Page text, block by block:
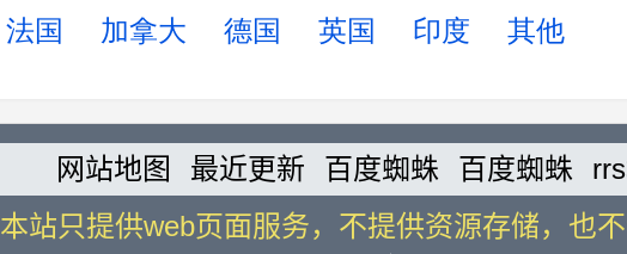
法国
加拿大 德国 英国 印度 其他
网站地图 最近更新 百度蜘蛛 百度蜘蛛
本站只提供web页面服务，不提供资源存储，也